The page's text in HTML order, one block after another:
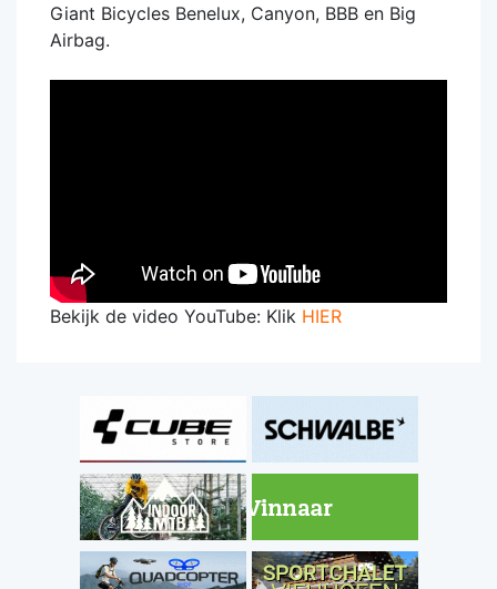
Giant Bicycles Benelux, Canyon, BBB en Big
Airbag.
Bekijk de video YouTube: Klik HIER